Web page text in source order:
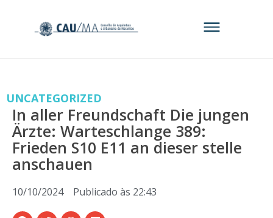
UNCATEGORIZED
In aller Freundschaft Die jungen
Ärzte: Warteschlange 389:
Frieden S10 E11 an dieser stelle
anschauen
10/10/2024 Publicado às 22:43